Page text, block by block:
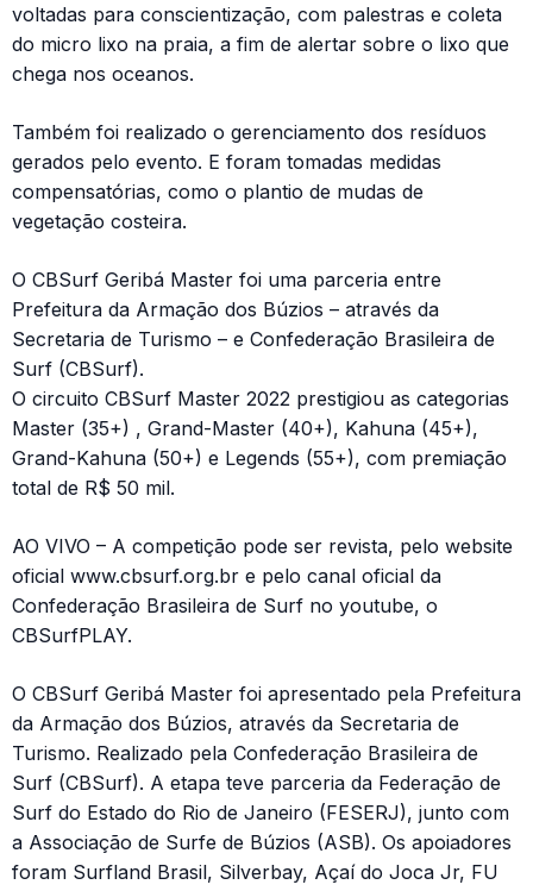
voltadas para conscientização, com palestras e coleta
do micro lixo na praia, a fim de alertar sobre o lixo que
chega nos oceanos.
Também foi realizado o gerenciamento dos resíduos
gerados pelo evento. E foram tomadas medidas
compensatórias, como o plantio de mudas de
vegetação costeira.
O CBSurf Geribá Master foi uma parceria entre
Prefeitura da Armação dos Búzios – através da
Secretaria de Turismo – e Confederação Brasileira de
Surf (CBSurf).
O circuito CBSurf Master 2022 prestigiou as categorias
Master (35+) , Grand-Master (40+), Kahuna (45+),
Grand-Kahuna (50+) e Legends (55+), com premiação
total de R$ 50 mil.
AO VIVO – A competição pode ser revista, pelo website
oficial www.cbsurf.org.br e pelo canal oficial da
Confederação Brasileira de Surf no youtube, o
CBSurfPLAY.
O CBSurf Geribá Master foi apresentado pela Prefeitura
da Armação dos Búzios, através da Secretaria de
Turismo. Realizado pela Confederação Brasileira de
Surf (CBSurf). A etapa teve parceria da Federação de
Surf do Estado do Rio de Janeiro (FESERJ), junto com
a Associação de Surfe de Búzios (ASB). Os apoiadores
foram Surfland Brasil, Silverbay, Açaí do Joca Jr, FU